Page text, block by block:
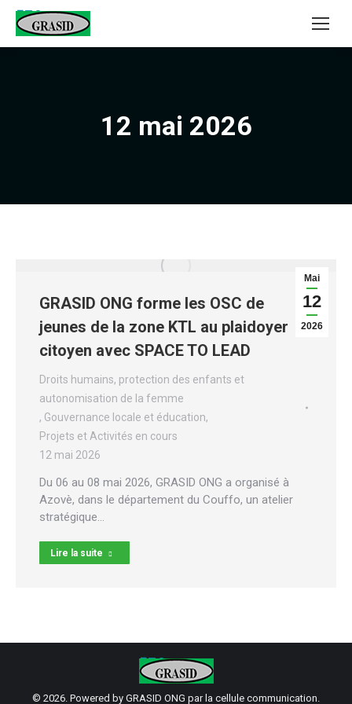
12 mai 2026
Mai
12
2026
GRASID ONG forme les OSC de
jeunes de la zone KTL au plaidoyer
citoyen avec SPACE TO LEAD
Droits humains, protection des enfants et
autonomisation de la femme
, Gouvernance locale et éducation,
Projets et Activités en cours
12 mai 2026
Du 06 au 08 mai 2026, GRASID ONG a organisé à
Azovè, dans le département du Couffo, un atelier
stratégique…
Lire la suite
© 2026. Powered by GRASID ONG par la cellule communication.